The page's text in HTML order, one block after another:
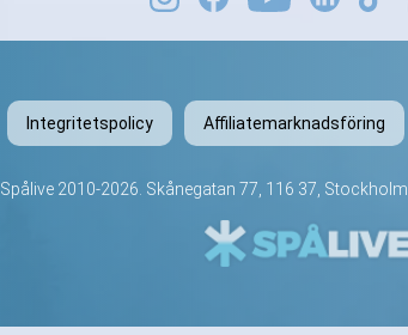
Integritetspolicy Affiliatemarknadsföring
Spålive2010-2026. Skånegatan 77, 116 37, Stockholm.